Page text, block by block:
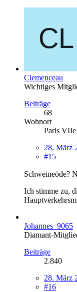
Clemenceau
Wichtiges
Beiträge
68
Wohnort
Paris
28. März
#15
Schweineöde?
Ich stimme zu,
Johannes_9065
Diamant-
Beiträge
2.840
28. März
#16